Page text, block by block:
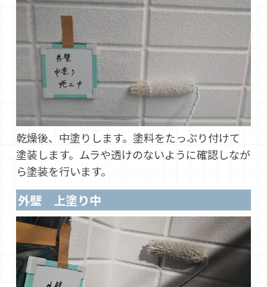
乾燥後、中塗りします。塗料をたっぷり付けて
塗装します。ムラや透けのないように確認しなが
ら塗装を行います。
外壁 上塗り中